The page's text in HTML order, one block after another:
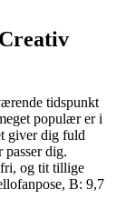
tidspunkt
populær er i
giver dig fuld
dig.
og tit tillige
B: 9,7